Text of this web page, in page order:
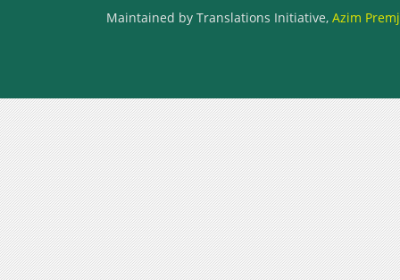
Maintained by Translations Initiative, Azim